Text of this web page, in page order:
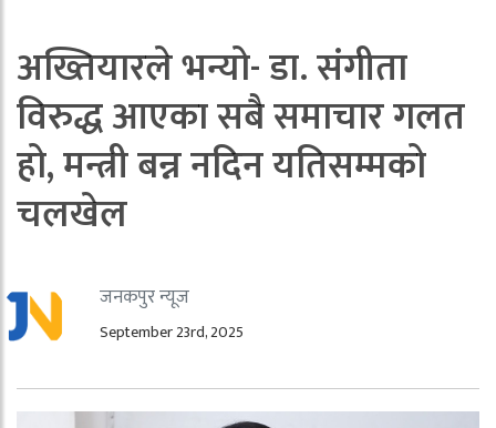
अख्तियारले भन्यो- डा. संगीता
विरुद्ध आएका सबै समाचार गलत
हो, मन्त्री बन्न नदिन यतिसम्मको
चलखेल
जनकपुर न्यूज
September 23rd, 2025